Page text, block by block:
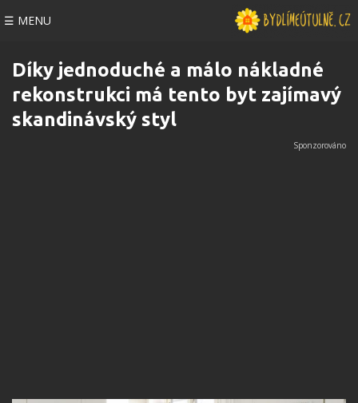
☰ MENU
Díky jednoduché a málo nákladné
rekonstrukci má tento byt zajímavý
skandinávský styl